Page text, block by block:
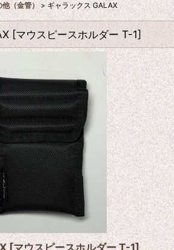
他（金管） > ギャラックス GALAX
[マウスピースホルダー T-1]
[マウスピースホルダー T-1]